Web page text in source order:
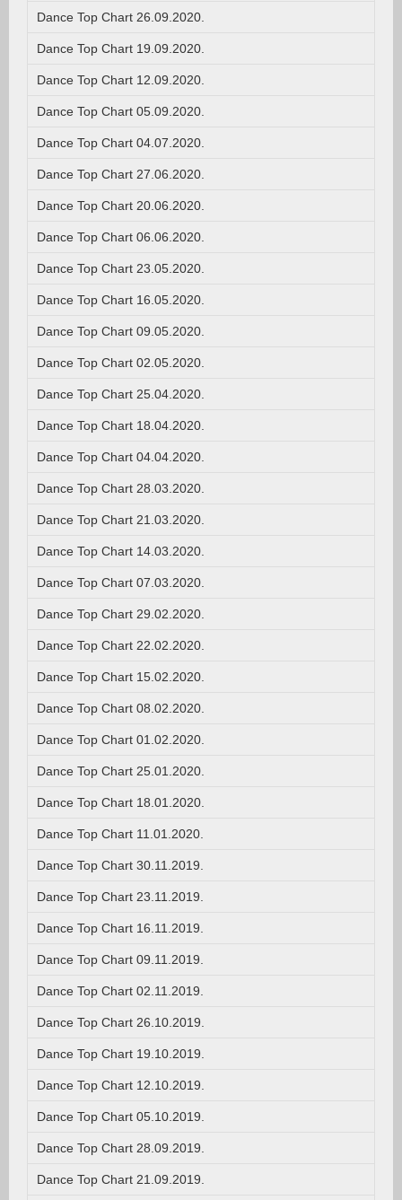
Dance Top Chart 26.09.2020.
Dance Top Chart 19.09.2020.
Dance Top Chart 12.09.2020.
Dance Top Chart 05.09.2020.
Dance Top Chart 04.07.2020.
Dance Top Chart 27.06.2020.
Dance Top Chart 20.06.2020.
Dance Top Chart 06.06.2020.
Dance Top Chart 23.05.2020.
Dance Top Chart 16.05.2020.
Dance Top Chart 09.05.2020.
Dance Top Chart 02.05.2020.
Dance Top Chart 25.04.2020.
Dance Top Chart 18.04.2020.
Dance Top Chart 04.04.2020.
Dance Top Chart 28.03.2020.
Dance Top Chart 21.03.2020.
Dance Top Chart 14.03.2020.
Dance Top Chart 07.03.2020.
Dance Top Chart 29.02.2020.
Dance Top Chart 22.02.2020.
Dance Top Chart 15.02.2020.
Dance Top Chart 08.02.2020.
Dance Top Chart 01.02.2020.
Dance Top Chart 25.01.2020.
Dance Top Chart 18.01.2020.
Dance Top Chart 11.01.2020.
Dance Top Chart 30.11.2019.
Dance Top Chart 23.11.2019.
Dance Top Chart 16.11.2019.
Dance Top Chart 09.11.2019.
Dance Top Chart 02.11.2019.
Dance Top Chart 26.10.2019.
Dance Top Chart 19.10.2019.
Dance Top Chart 12.10.2019.
Dance Top Chart 05.10.2019.
Dance Top Chart 28.09.2019.
Dance Top Chart 21.09.2019.